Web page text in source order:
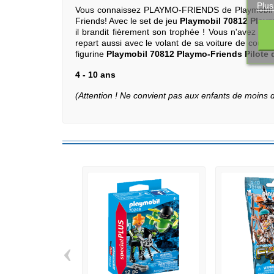
Vous connaissez PLAYMO-FRIENDS de
Friends! Avec le set de jeu Playmobil 70812
il brandit fièrement son trophée ! Vous n'avez
repart aussi avec le volant de sa voiture de
figurine Playmobil 70812 Playmo-Friends Pilote
4 - 10 ans
(Attention ! Ne convient pas aux enfants de
‹